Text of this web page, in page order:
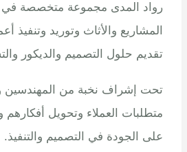
المدى مجموعة متخصصة في أعمال
والأثاث وتوريد وتنفيذ أعمال
حلول التصميم والديكور والتشطيبات
إشراف نخبة من المهندسين
العملاء وتحويل أفكارهم
في التصميم والتنفيذ.